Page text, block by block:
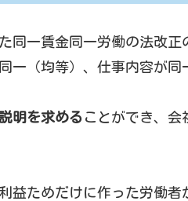
同一賃金同一労働の法改正
一（均等）、仕事内容が同
明を求める ことができ、会
益ためだけに作った労働者